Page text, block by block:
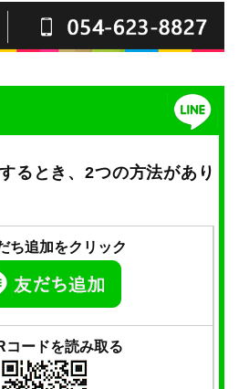
るとき、2つの方法があり
ち追加をクリック
ードを読み取る